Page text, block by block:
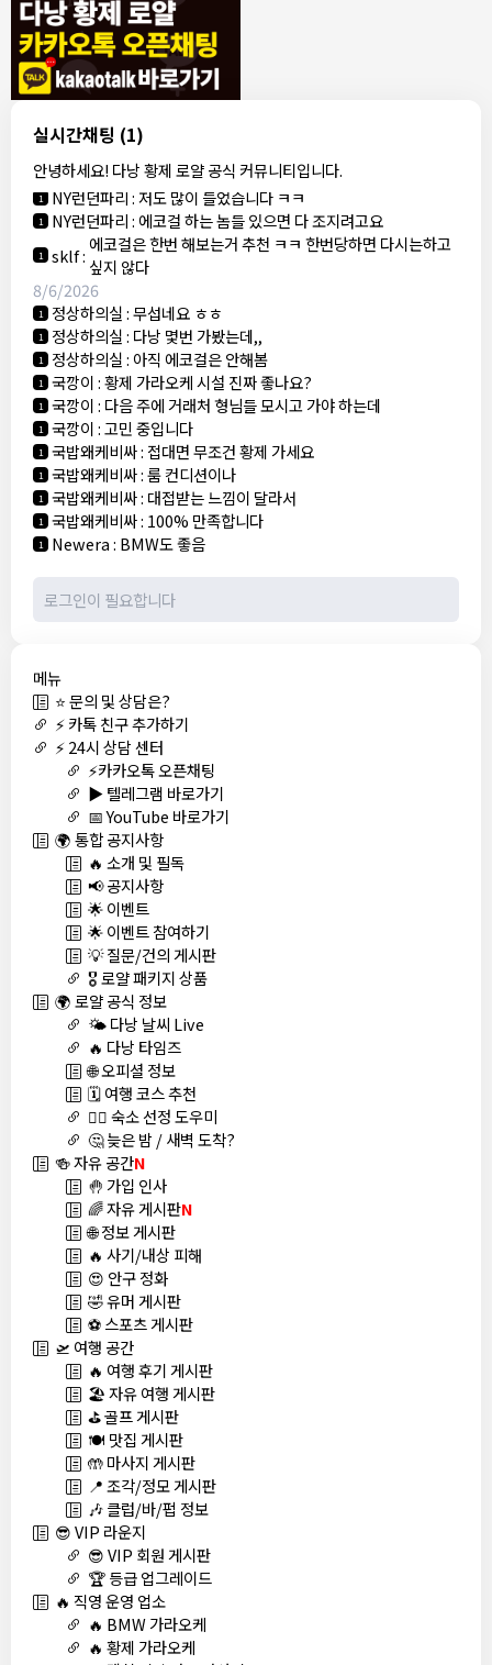
실시간채팅 (1)
안녕하세요! 다낭 황제 로얄 공식 커뮤니티입니다.
8/4/2026
1 모기한테물림:여기도 문의해보면 바로 알려줌
1 모기한테물림:정찰가보다 쌀수 없음
1 결혼안해:ㄹㅇ 팩트 ㅋㅋㅋㅋ
결혼안해:ㄹㅇ 팩트 ㅋㅋㅋㅋ
8/5/2026
NY런던파리 :다낭 에코걸 여기서 예약 가능한가요?
1 3군:에코걸 좀 조심 하는게 좋음
1 NY런던파리:저도 많이 들었습니다 ㅋㅋ
1 NY런던파리: 에코걸 하는 놈들 있으면 다 조지려고요
1 sklf: 에코걸은 한번 해보는거 추천 ㅋㅋ 한번당하면 다시는하고
싶지 않다
8/6/2026
1 정상하의실:무섭네요 ㅎㅎ
1 정상하의실: 다낭 몇번 가봤는데,,
1 정상하의실: 아직 에코걸은 안해봄
1 국깡이:황제 가라오케 시설 진짜 좋나요?
1 국깡이: 다음 주에 거래처 형님들 모시고 가야 하는데
1 국깡이:고민 중입니다
1 국밥왜케비싸: 접대면 무조건 황제 가세요
1 국밥왜케비싸:룸 컨디션이나
1 국밥왜케비싸: 대접받는 느낌이 달라서
1 국밥왜케비싸: 100% 만족합니다
1 Newera: BMW도 좋음
메뉴
⭐ 문의 및 상담은?
⚡ 카톡 친구 추가하기
⚡ 24시 상담 센터
⚡카카오톡 오픈채팅
▶️ 텔레그램 바로가기
📅 YouTube 바로가기
🌍 통합 공지사항
🔥 소개 및 필독
📢 공지사항
🌟 이벤트
🌟 이벤트 참여하기
💡 질문/건의 게시판
🎖️ 로얄 패키지 상품
🌍 로얄 공식 정보
🌤️ 다낭 날씨 Live
🔥 다낭 타임즈
🌐 오피셜 정보
🗓️ 여행 코스 추천
🏊‍♀️ 숙소 선정 도우미
🤔 늦은 밤 / 새벽 도착?
🍻 자유 공간N
🤚 가입 인사
🌈 자유 게시판N
🌐 정보 게시판
🔥 사기/내상 피해
😍 안구 정화
🤣 유머 게시판
⚽ 스포츠 게시판
🛫 여행 공간
🔥 여행 후기 게시판
🏖️ 자유 여행 게시판
⛳ 골프 게시판
🍽️ 맛집 게시판
🤲 마사지 게시판
📍 조각/정모 게시판
🎶 클럽/바/펍 정보
😎 VIP 라운지
😎 VIP 회원 게시판
🏆 등급 업그레이드
🔥 직영 운영 업소
🔥 BMW 가라오케
🔥 황제 가라오케